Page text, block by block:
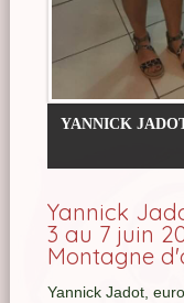
YANNICK
Yannick
3 au 7 juin
Montagne
Yannick Jadot,